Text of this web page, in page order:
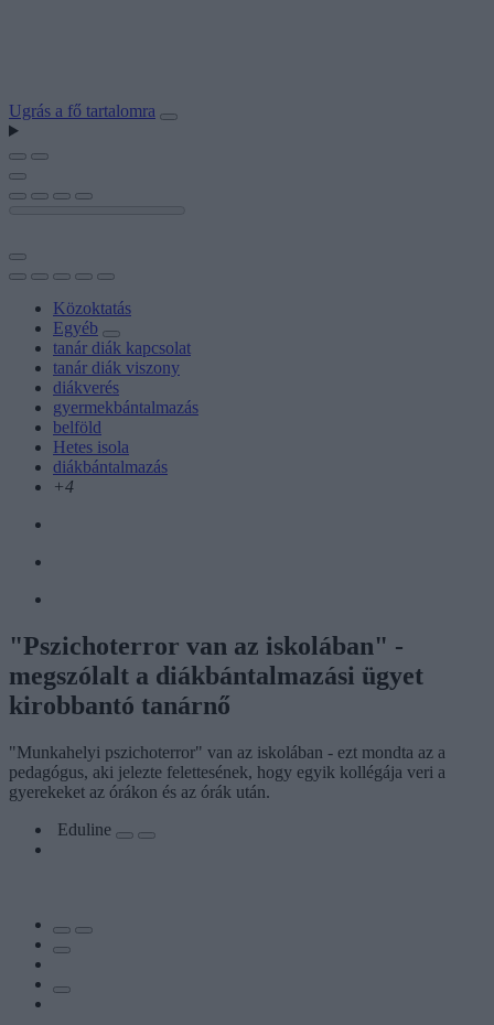
Ugrás a fő tartalomra
Közoktatás
Egyéb
tanár diák kapcsolat
tanár diák viszony
diákverés
gyermekbántalmazás
belföld
Hetes isola
diákbántalmazás
+4
"Pszichoterror van az iskolában" -
megszólalt a diákbántalmazási ügyet
kirobbantó tanárnő
"Munkahelyi pszichoterror" van az iskolában - ezt mondta az a
pedagógus, aki jelezte felettesének, hogy egyik kollégája veri a
gyerekeket az órákon és az órák után.
Eduline